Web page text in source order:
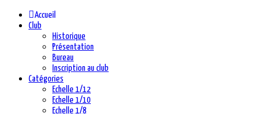
Accueil
Club
Historique
Présentation
Bureau
Inscription au club
Catégories
Echelle 1/12
Echelle 1/10
Echelle 1/8
précédente
précédent
suivante
suivant